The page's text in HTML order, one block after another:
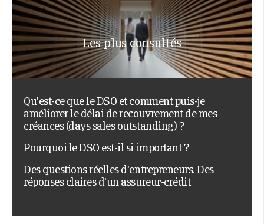
Les plus consultés
Qu'est-ce que le DSO et comment puis-je
améliorer le délai de recouvrement de mes
créances (days sales outstanding) ?
Pourquoi le DSO est-il si important ?
Des questions réelles d'entrepreneurs. Des
réponses claires d'un assureur-crédit